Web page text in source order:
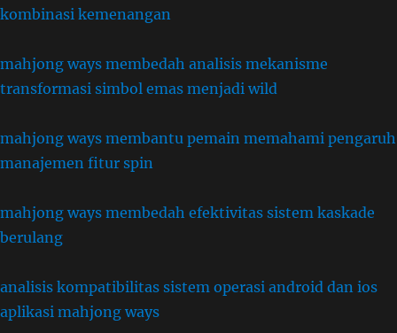
kombinasi kemenangan
mahjong ways membedah analisis mekanisme
transformasi simbol emas menjadi wild
mahjong ways membantu pemain memahami pengaruh
manajemen fitur spin
mahjong ways membedah efektivitas sistem kaskade
berulang
analisis kompatibilitas sistem operasi android dan ios
aplikasi mahjong ways